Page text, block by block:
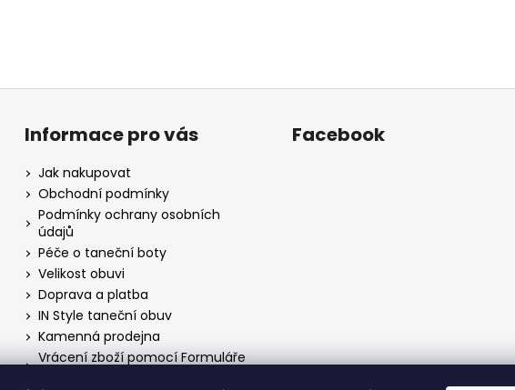
Informace pro vás
Jak nakupovat
Obchodní podmínky
Podmínky ochrany osobních
údajů
Péče o taneční boty
Velikost obuvi
Doprava a platba
IN Style taneční obuv
Kamenná prodejna
Vrácení zboží pomocí Formuláře
Facebook